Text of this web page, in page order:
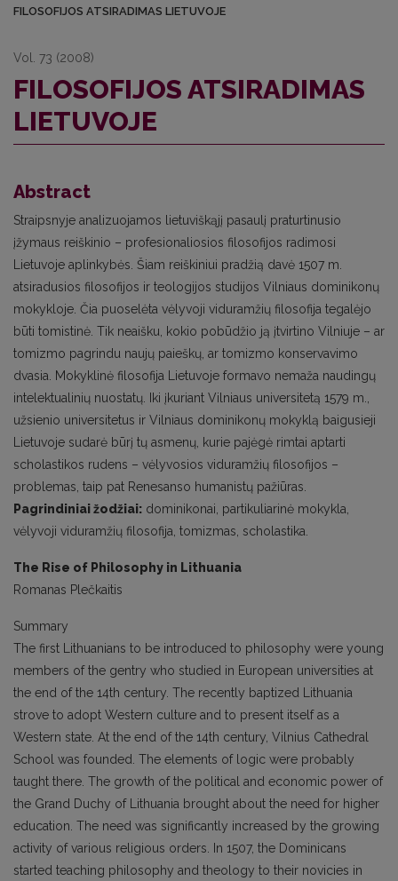
FILOSOFIJOS ATSIRADIMAS LIETUVOJE
Vol. 73 (2008)
FILOSOFIJOS ATSIRADIMAS
LIETUVOJE
Abstract
Straipsnyje analizuojamos lietuviškąjį pasaulį praturtinusio
įžymaus reiškinio – profesionaliosios filosofijos radimosi
Lietuvoje aplinkybės. Šiam reiškiniui pradžią davė 1507 m.
atsiradusios filosofijos ir teologijos studijos Vilniaus dominikonų
mokykloje. Čia puoselėta vėlyvoji viduramžių filosofija tegalėjo
būti tomistinė. Tik neaišku, kokio pobūdžio ją įtvirtino Vilniuje – ar
tomizmo pagrindu naujų paieškų, ar tomizmo konservavimo
dvasia. Mokyklinė filosofija Lietuvoje formavo nemaža naudingų
intelektualinių nuostatų. Iki įkuriant Vilniaus universitetą 1579 m.,
užsienio universitetus ir Vilniaus dominikonų mokyklą baigusieji
Lietuvoje sudarė būrį tų asmenų, kurie pajėgė rimtai aptarti
scholastikos rudens – vėlyvosios viduramžių filosofijos –
problemas, taip pat Renesanso humanistų pažiūras.
Pagrindiniai žodžiai: dominikonai, partikuliarinė mokykla,
vėlyvoji viduramžių filosofija, tomizmas, scholastika.
The Rise of Philosophy in Lithuania
Romanas Plečkaitis
Summary
The first Lithuanians to be introduced to philosophy were young
members of the gentry who studied in European universities at
the end of the 14th century. The recently baptized Lithuania
strove to adopt Western culture and to present itself as a
Western state. At the end of the 14th century, Vilnius Cathedral
School was founded. The elements of logic were probably
taught there. The growth of the political and economic power of
the Grand Duchy of Lithuania brought about the need for higher
education. The need was significantly increased by the growing
activity of various religious orders. In 1507, the Dominicans
started teaching philosophy and theology to their novicies in